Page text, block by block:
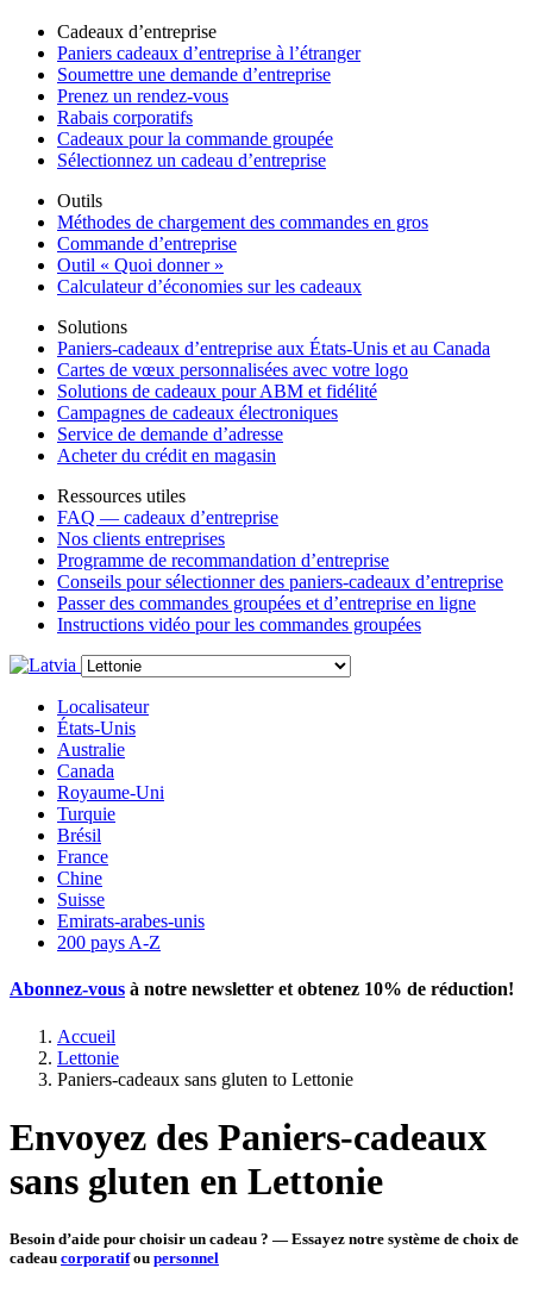
Cadeaux d’entreprise
Paniers cadeaux d’entreprise à l’étranger
Soumettre une demande d’entreprise
Prenez un rendez-vous
Rabais corporatifs
Cadeaux pour la commande groupée
Sélectionnez un cadeau d’entreprise
Outils
Méthodes de chargement des commandes en gros
Commande d’entreprise
Outil « Quoi donner »
Calculateur d’économies sur les cadeaux
Solutions
Paniers-cadeaux d’entreprise aux États-Unis et au Canada
Cartes de vœux personnalisées avec votre logo
Solutions de cadeaux pour ABM et fidélité
Campagnes de cadeaux électroniques
Service de demande d’adresse
Acheter du crédit en magasin
Ressources utiles
FAQ — cadeaux d’entreprise
Nos clients entreprises
Programme de recommandation d’entreprise
Conseils pour sélectionner des paniers-cadeaux d’entreprise
Passer des commandes groupées et d’entreprise en ligne
Instructions vidéo pour les commandes groupées
Localisateur
États-Unis
Australie
Canada
Royaume-Uni
Turquie
Brésil
France
Chine
Suisse
Emirats-arabes-unis
200 pays A-Z
Abonnez-vous à notre newsletter et obtenez 10% de réduction!
Accueil
Lettonie
Paniers-cadeaux sans gluten to Lettonie
Envoyez des Paniers-cadeaux
sans gluten en Lettonie
Besoin d’aide pour choisir un cadeau ? — Essayez notre système de choix de
cadeau corporatifou personnel